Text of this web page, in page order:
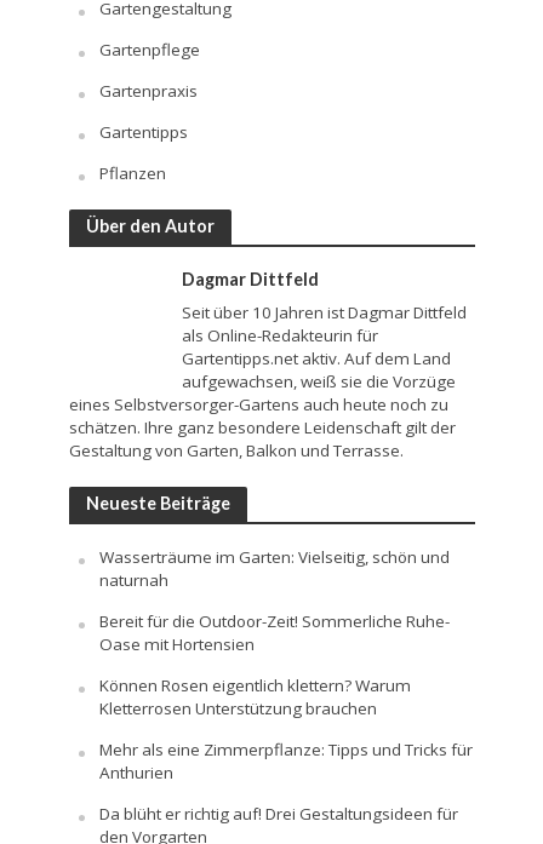
Gartengestaltung
Gartenpflege
Gartenpraxis
Gartentipps
Pflanzen
Über den Autor
Dagmar Dittfeld
Seit über 10 Jahren ist Dagmar Dittfeld
als Online-Redakteurin für
Gartentipps.net aktiv. Auf dem Land
aufgewachsen, weiß sie die Vorzüge
eines Selbstversorger-Gartens auch heute noch zu
schätzen. Ihre ganz besondere Leidenschaft gilt der
Gestaltung von Garten, Balkon und Terrasse.
Neueste Beiträge
Wasserträume im Garten: Vielseitig, schön und
naturnah
Bereit für die Outdoor-Zeit! Sommerliche Ruhe-
Oase mit Hortensien
Können Rosen eigentlich klettern? Warum
Kletterrosen Unterstützung brauchen
Mehr als eine Zimmerpflanze: Tipps und Tricks für
Anthurien
Da blüht er richtig auf! Drei Gestaltungsideen für
den Vorgarten